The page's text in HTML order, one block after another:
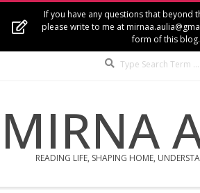
If you have any questions that beyond
please write to me at
form of this blog.
MIRNA
READING LIFE, SHAPING HOME,